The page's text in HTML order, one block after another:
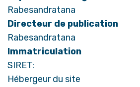
Rabesandratana
Directeur de publication
Rabesandratana
Immatriculation
SIRET:
Hébergeur du site